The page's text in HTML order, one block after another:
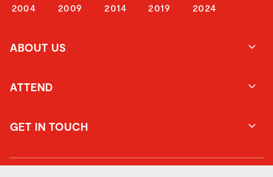
2004
2009
2014
2019
2024
ABOUT US
ATTEND
GET IN TOUCH